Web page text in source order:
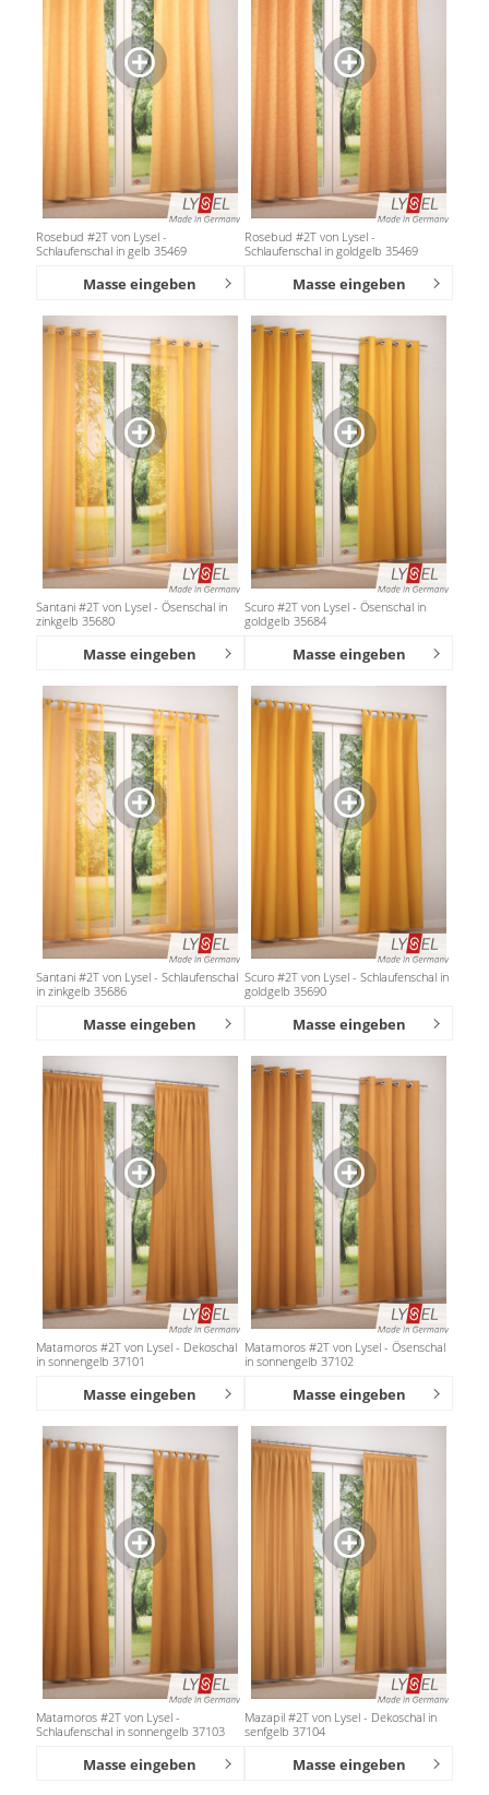
Rosebud #2T von Lysel -
Schlaufenschal in gelb 35469
Masse eingeben
Rosebud #2T von Lysel -
Schlaufenschal in goldgelb 35469
Masse eingeben
Santani #2T von Lysel - Ösenschal in
zinkgelb 35680
Masse eingeben
Scuro #2T von Lysel - Ösenschal in
goldgelb 35684
Masse eingeben
Santani #2T von Lysel - Schlaufenschal
in zinkgelb 35686
Masse eingeben
Scuro #2T von Lysel - Schlaufenschal in
goldgelb 35690
Masse eingeben
Matamoros #2T von Lysel - Dekoschal
in sonnengelb 37101
Masse eingeben
Matamoros #2T von Lysel - Ösenschal
in sonnengelb 37102
Masse eingeben
Matamoros #2T von Lysel -
Schlaufenschal in sonnengelb 37103
Masse eingeben
Mazapil #2T von Lysel - Dekoschal in
senfgelb 37104
Masse eingeben